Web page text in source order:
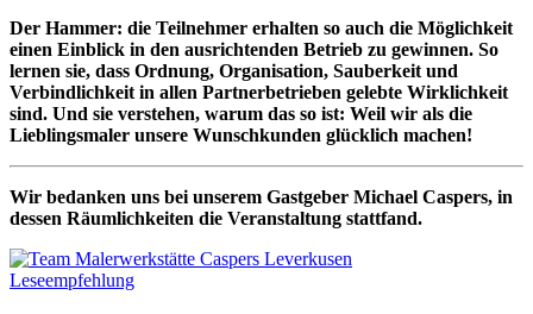
Der Hammer: die Teilnehmer erhalten so auch die Möglichkeit
einen Einblick in den ausrichtenden Betrieb zu gewinnen. So
lernen sie, dass Ordnung, Organisation, Sauberkeit und
Verbindlichkeit in allen Partnerbetrieben gelebte Wirklichkeit
sind. Und sie verstehen, warum das so ist: Weil wir als die
Lieblingsmaler unsere Wunschkunden glücklich machen!
Wir bedanken uns bei unserem Gastgeber Michael Caspers, in
dessen Räumlichkeiten die Veranstaltung stattfand.
Leseempfehlung